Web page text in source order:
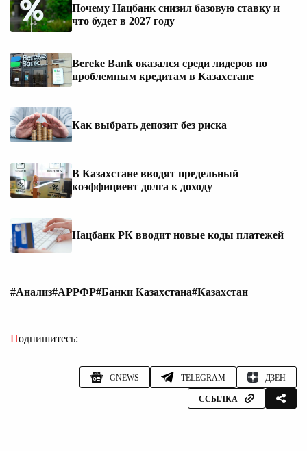
Почему Нацбанк снизил базовую ставку и
что будет в 2027 году
Bereke Bank оказался среди лидеров по
проблемным кредитам в Казахстане
Как выбрать депозит без риска
В Казахстане вводят предельный
коэффициент долга к доходу
Нацбанк РК вводит новые коды платежей
#Анализ#АРРФР#Банки Казахстана#Казахстан
Подпишитесь:
GNEWS TELEGRAM ДЗЕН
ССЫЛКА